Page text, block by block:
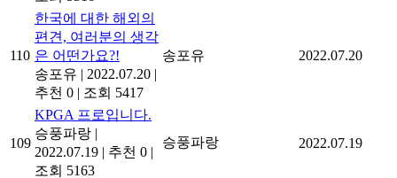
110
한국에 대한 해외의
편견, 여러분의 생각
은 어떤가요?!
송포유 | 2022.07.20 |
추천 0 | 조회 5417
송포유 2022.07.20
109
KPGA 프로입니다.
승풍파랑 |
2022.07.19 | 추천 0 |
조회 5163
승풍파랑 2022.07.19